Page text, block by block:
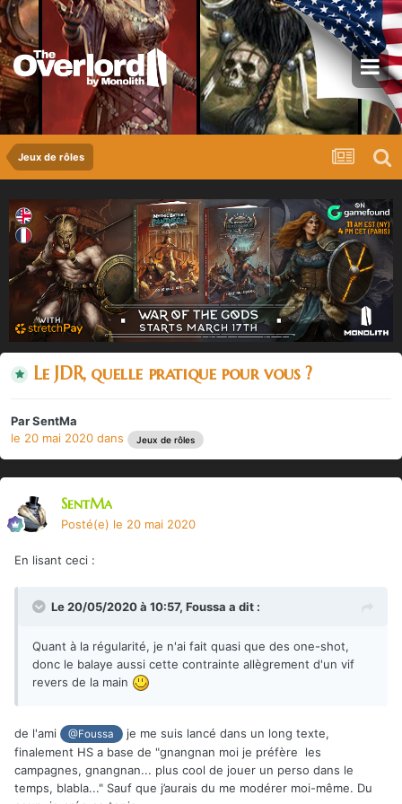
Jeux de rôles
Le JDR, quelle pratique pour vous ?
ParSentMa
le 20 mai 2020 dans Jeux de rôles
SentMa
Posté(e) le 20 mai 2020
En lisant ceci :
Le 20/05/2020 à 10:57, Foussa a dit :
Quant à la régularité, je n'ai fait quasi que des one-shot,
donc le balaye aussi cette contrainte allègrement d'un vif
revers de la main
de l'ami @Foussa
je me suis lancé dans un long texte,
finalement HS a base de "gnangnan moi je préfère les
campagnes, gnangnan... plus cool de jouer un perso dans le
temps, blabla..." Sauf que j’aurais du me modérer moi-même. Du